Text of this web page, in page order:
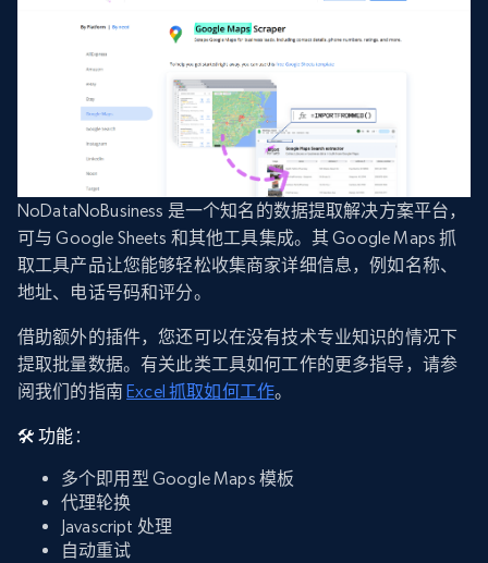
NoDataNoBusiness 是一个知名的数据提取解决方案平台，
可与 Google Sheets 和其他工具集成。其 Google Maps 抓
取工具产品让您能够轻松收集商家详细信息，例如名称、
地址、电话号码和评分。
借助额外的插件，您还可以在没有技术专业知识的情况下
提取批量数据。有关此类工具如何工作的更多指导，请参
阅我们的指南 Excel 抓取如何工作。
🛠️ 功能 ：
多个即用型 Google Maps 模板
代理轮换
Javascript 处理
自动重试